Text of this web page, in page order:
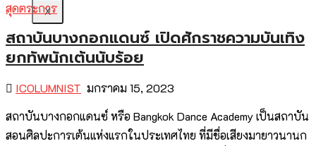
X
สถาบันบางกอกแดนซ์ เปิดศักราชความบันเทิง
ยกทัพนักเต้นนับร้อย
ICOLUMNIST มกราคม 15, 2023
สถาบันบางกอกแดนซ์ หรือ Bangkok Dance Academy เป็นสถาบัน
สอนศิลปะการเต้นแห่งแรกในประเทศไทย ที่มีชื่อเสียงมายาวนานก